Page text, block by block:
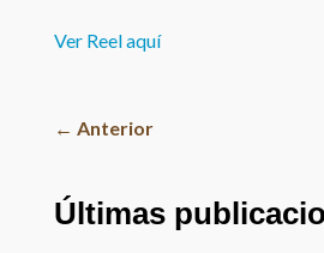
Ver Reel aquí
← Anterior
Últimas